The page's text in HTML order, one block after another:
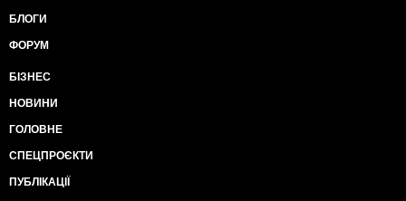
БЛОГИ
ФОРУМ
БІЗНЕС
НОВИНИ
ГОЛОВНЕ
СПЕЦПРОЄКТИ
ПУБЛІКАЦІЇ